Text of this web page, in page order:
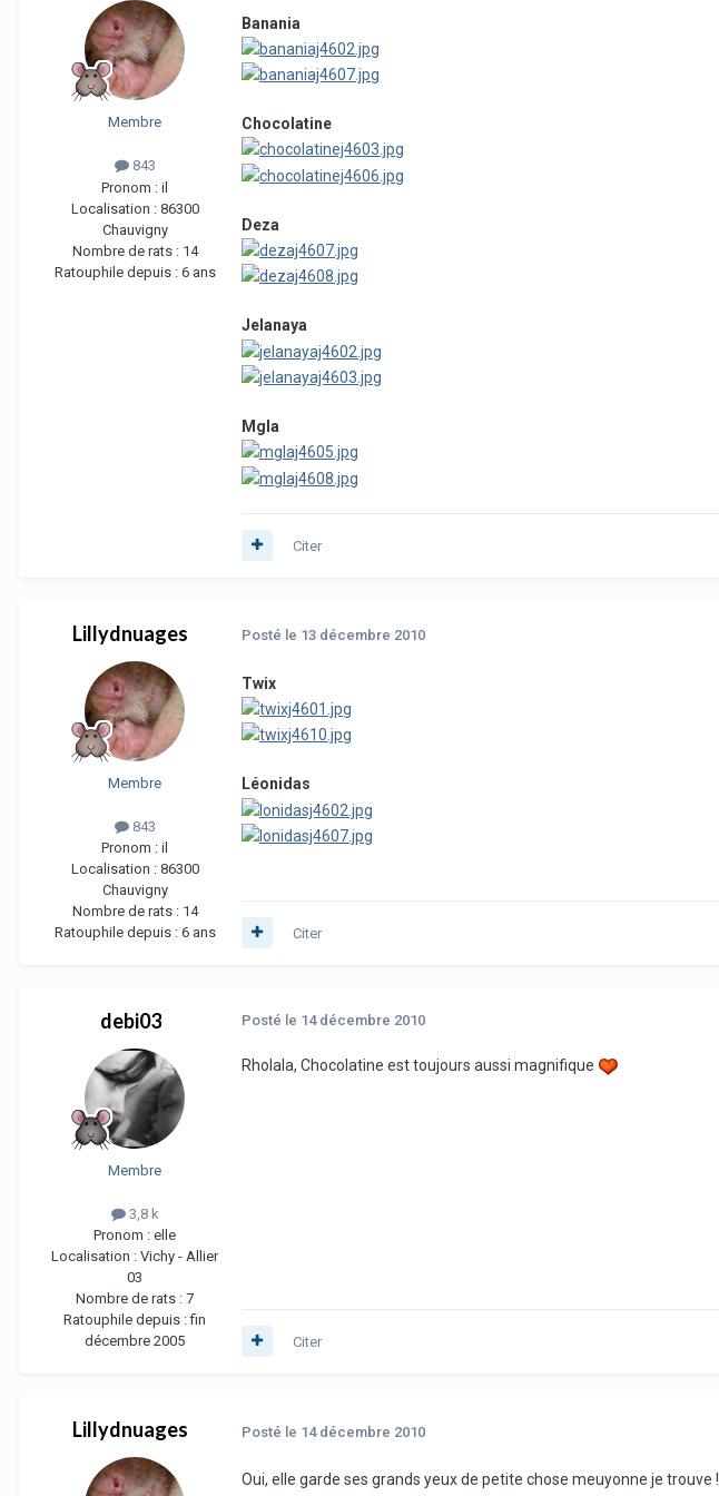
Membre
843
Pronom : il
Localisation : 86300
Chauvigny
Nombre de rats : 14
Ratouphile depuis : 6 ans
Banania
Chocolatine
Deza
Jelanaya
Mgla
Citer
Lillydnuages
Membre
843
Pronom : il
Localisation : 86300
Chauvigny
Nombre de rats : 14
Ratouphile depuis : 6 ans
Posté le 13 décembre 2010
Twix
Léonidas
Citer
debi03
Membre
3,8 k
Pronom : elle
Localisation : Vichy - Allier
03
Nombre de rats : 7
Ratouphile depuis :fin
décembre 2005
Posté le 14 décembre 2010
Rholala, Chocolatine est toujours aussi magnifique
Citer
Lillydnuages Posté le 14 décembre 2010
Oui, elle garde ses grands yeux de petite chose meuyonne je trouve !